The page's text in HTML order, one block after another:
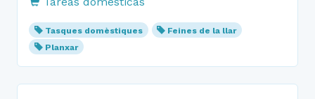
Tasques domèstiques
Feines de la llar
Planxar